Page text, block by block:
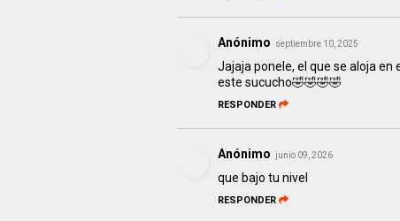
Anónimo septiembre 10, 2025
Jajaja ponele, el que se aloja en
este sucucho🤣🤣🤣🤣
RESPONDER
Anónimo junio 09, 2026
que bajo tu nivel
RESPONDER